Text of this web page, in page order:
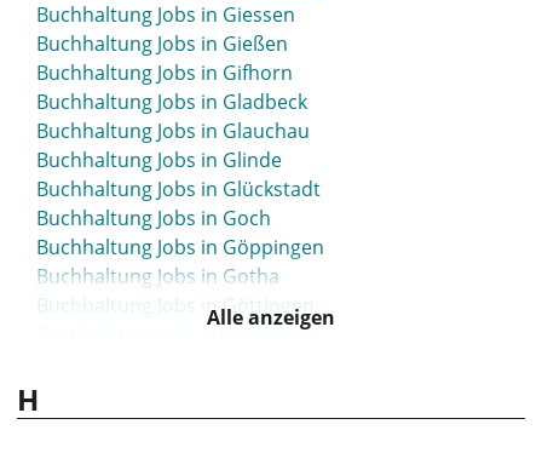
Buchhaltung Jobs in Giessen
Buchhaltung Jobs in Gießen
Buchhaltung Jobs in Gifhorn
Buchhaltung Jobs in Gladbeck
Buchhaltung Jobs in Glauchau
Buchhaltung Jobs in Glinde
Buchhaltung Jobs in Glückstadt
Buchhaltung Jobs in Goch
Buchhaltung Jobs in Göppingen
Buchhaltung Jobs in Gotha
Buchhaltung Jobs in Göttingen
Buchhaltung Jobs in Greifswald
Buchhaltung Jobs in Greven
Buchhaltung Jobs in Grevenbroich
Alle anzeigen
H